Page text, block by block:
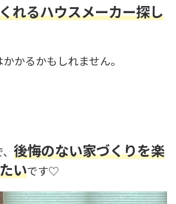
れるハウスメーカー探し
かるかもしれません。
後悔のない家づくりを楽
いです♡